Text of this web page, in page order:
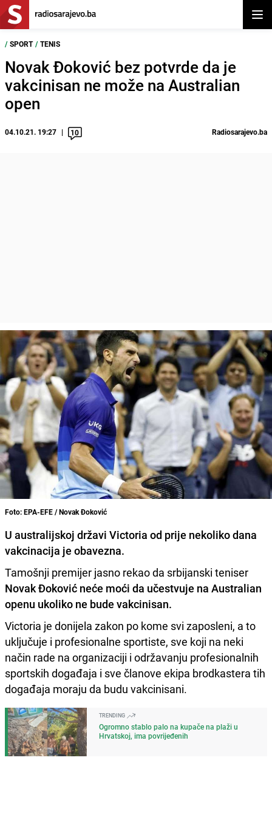
/ SPORT / TENIS
Novak Đoković bez potvrde da je
vakcinisan ne može na Australian
open
04.10.21. 19:27 10 Radiosarajevo.ba
Foto: EPA-EFE / Novak Đoković
U australijskoj državi Victoria od prije nekoliko dana
vakcinacija je obavezna.
Tamošnji premijer jasno rekao da srbijanski teniser
Novak Đoković neće moći da učestvuje na Australian
openu ukoliko ne bude vakcinisan.
Victoria je donijela zakon po kome svi zaposleni, a to
uključuje i profesionalne sportiste, sve koji na neki
način rade na organizaciji i održavanju profesionalnih
sportskih događaja i sve članove ekipa brodkastera tih
događaja moraju da budu vakcinisani.
TRENDING
Ogromno stablo palo na kupače na plaži u
Hrvatskoj, ima povrijeđenih